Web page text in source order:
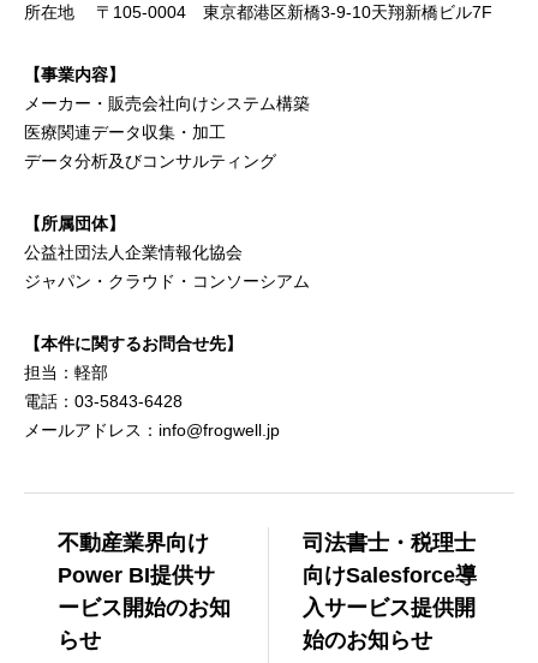
所在地 〒105-0004 東京都港区新橋3-9-10天翔新橋ビル7F
【事業内容】
メーカー・販売会社向けシステム構築
医療関連データ収集・加工
データ分析及びコンサルティング
【所属団体】
公益社団法人企業情報化協会
ジャパン・クラウド・コンソーシアム
【本件に関するお問合せ先】
担当：軽部
電話：03-5843-6428
メールアドレス：info@frogwell.jp
不動産業界向け
Power BI提供サ
ービス開始のお知
らせ
司法書士・税理士
向けSalesforce導
入サービス提供開
始のお知らせ